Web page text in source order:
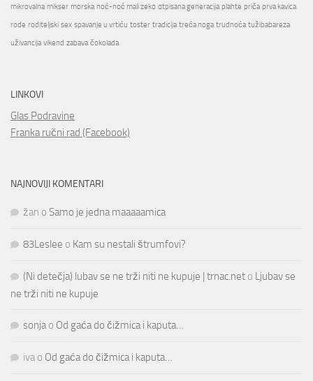
mikrovalna mikser morska noć-noć mali zeko otpisana generacija plahte priča prva kavica
rode roditeljski sex spavanje u vrtiću toster tradicija treća noga trudnoća tužibabareza
uživancija vikend zabava čokolada
LINKOVI
Glas Podravine
Franka ručni rad (Facebook)
NAJNOVIJI KOMENTARI
žan o Samo je jedna maaaaamica
83Leslee o Kam su nestali štrumfovi?
(Ni detečja) lubav se ne trži niti ne kupuje | trnac.net o Ljubav se
ne trži niti ne kupuje
sonjao Od gaća do čižmica i kaputa…
iva o Od gaća do čižmica i kaputa…